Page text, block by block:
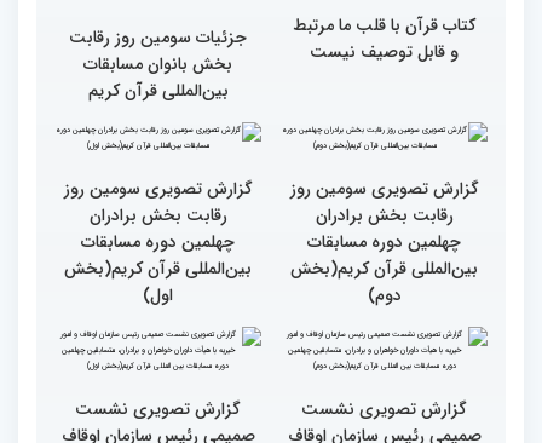
گزارش تصویری حضور
اصحاب رسانه درچهلمین
دوره مسابقات بین المللی
جهان عمل به قرآن را
سرلوحه امور خود قرار دهند
کتاب قرآن با قلب ما مرتبط
و قابل توصیف نیست
جزئیات سومین روز رقابت
بخش بانوان مسابقات
بین‌المللی قرآن کریم
گزارش تصویری سومین روز
رقابت بخش برادران
چهلمین دوره مسابقات
بین‌المللی قرآن کریم(بخش
گزارش تصویری سومین روز
رقابت بخش برادران
چهلمین دوره مسابقات
بین‌المللی قرآن کریم(بخش